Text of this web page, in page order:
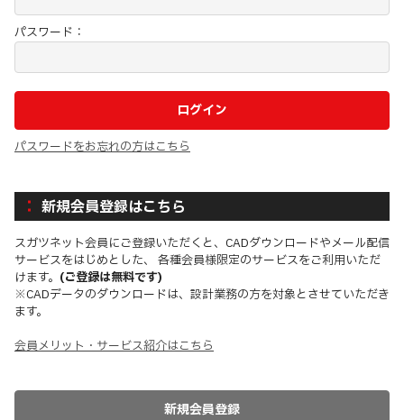
パスワード：
パスワードをお忘れの方はこちら
新規会員登録はこちら
スガツネット会員にご登録いただくと、CADダウンロードやメール配信
サービスをはじめとした、 各種会員様限定のサービスをご利用いただ
けます。 (ご登録は無料です)
※CADデータのダウンロードは、設計業務の方を対象とさせていただき
ます。
会員メリット・サービス紹介はこちら